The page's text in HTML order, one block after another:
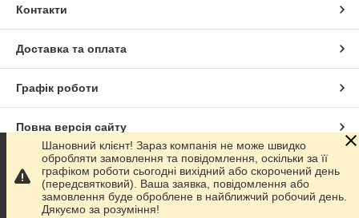
Контакти
Доставка та оплата
Графік роботи
Повна версія сайту
Сайт створено на маркетплейсіProm.ua
Політика конфіденційності
Шановний клієнт! Зараз компанія не може швидко
обробляти замовлення та повідомлення, оскільки за її
графіком роботи сьогодні вихідний або скорочений день
(передсвятковий). Ваша заявка, повідомлення або
замовлення буде оброблене в найближчий робочий день.
Дякуємо за розуміння!